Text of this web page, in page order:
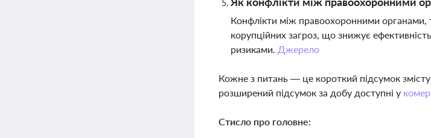
Конфлікти між правоохоронними органами,
корупційних загроз, що знижує
ризиками. Джерело
Кожне з питань — це короткий підсумок
розширений підсумок за добу доступні у
Стисло про головне: